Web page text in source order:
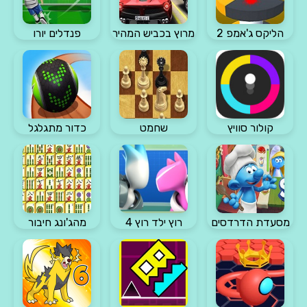
הליקס ג'אמפ 2 מרוץ בכביש המהיר פנדלים יורו
קולור סוויץ שחמט כדור מתגלגל
מסעדת הדרדסים רוץ ילד רוץ 4 מהג'ונג חיבור